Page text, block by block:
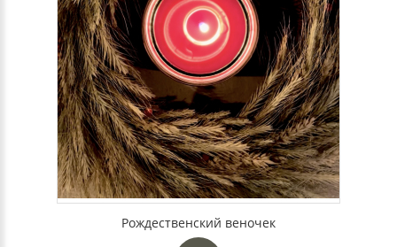
Рождественский веночек